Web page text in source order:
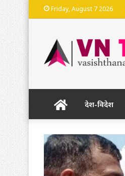
Friday, August 7 2026
Homeदेश-विदेश